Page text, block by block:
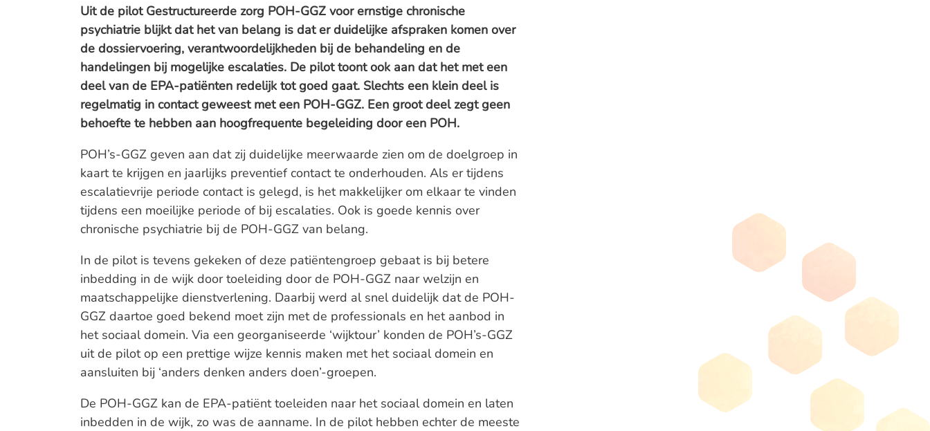
Uit de pilot Gestructureerde zorg POH-GGZ voor ernstige chronische
psychiatrie blijkt dat het van belang is dat er duidelijke afspraken komen over
de dossiervoering, verantwoordelijkheden bij de behandeling en de
handelingen bij mogelijke escalaties. De pilot toont ook aan dat het met een
deel van de EPA-patiënten redelijk tot goed gaat. Slechts een klein deel is
regelmatig in contact geweest met een POH-GGZ. Een groot deel zegt geen
behoefte te hebben aan hoogfrequente begeleiding door een POH.
POH’s-GGZ geven aan dat zij duidelijke meerwaarde zien om de doelgroep in
kaart te krijgen en jaarlijks preventief contact te onderhouden. Als er tijdens
escalatievrije periode contact is gelegd, is het makkelijker om elkaar te vinden
tijdens een moeilijke periode of bij escalaties. Ook is goede kennis over
chronische psychiatrie bij de POH-GGZ van belang.
In de pilot is tevens gekeken of deze patiëntengroep gebaat is bij betere
inbedding in de wijk door toeleiding door de POH-GGZ naar welzijn en
maatschappelijke dienstverlening. Daarbij werd al snel duidelijk dat de POH-
GGZ daartoe goed bekend moet zijn met de professionals en het aanbod in
het sociaal domein. Via een georganiseerde ‘wijktour’ konden de POH’s-GGZ
uit de pilot op een prettige wijze kennis maken met het sociaal domein en
aansluiten bij ‘anders denken anders doen’-groepen.
De POH-GGZ kan de EPA-patiënt toeleiden naar het sociaal domein en laten
inbedden in de wijk, zo was de aanname. In de pilot hebben echter de meeste